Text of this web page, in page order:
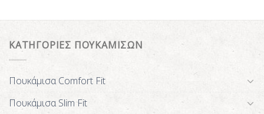
ΚΑΤΗΓΟΡΙΕΣ ΠΟΥΚΑΜΙΣΩΝ
Πουκάμισα Comfort Fit
Πουκάμισα Slim Fit